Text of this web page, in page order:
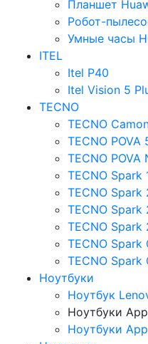
Планшет
Робот-
Умные часы
ITEL
Itel P40
Itel Vision 5
TECNO
TECNO
TECNO POVA
TECNO POVA
TECNO Spark
TECNO Spark
TECNO Spark
TECNO Spark
TECNO Spark
TECNO Spark
Ноутбуки
Ноутбук
Ноутбуки
Ноутбуки